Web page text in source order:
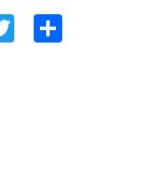
TwitterShare